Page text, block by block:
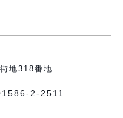
地318番地
2-2511